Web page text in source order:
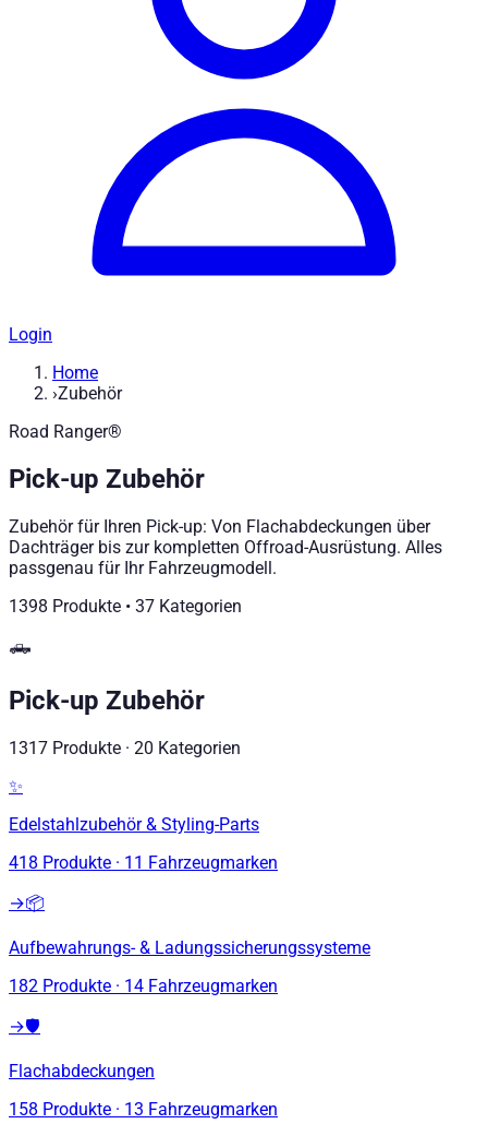
Login
Home
›Zubehör
Road Ranger®
Pick-up Zubehör
Zubehör für Ihren Pick-up: Von Flachabdeckungen über
Dachträger bis zur kompletten Offroad-Ausrüstung. Alles
passgenau für Ihr Fahrzeugmodell.
1398 Produkte • 37 Kategorien
🛻
Pick-up Zubehör
1317 Produkte · 20 Kategorien
✨
Edelstahlzubehör & Styling-Parts
418 Produkte · 11 Fahrzeugmarken
→📦
Aufbewahrungs- & Ladungssicherungssysteme
182 Produkte · 14 Fahrzeugmarken
→🛡️
Flachabdeckungen
158 Produkte · 13 Fahrzeugmarken